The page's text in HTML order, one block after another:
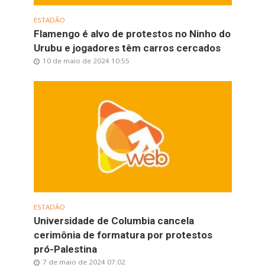
ESTADÃO
Flamengo é alvo de protestos no Ninho do
Urubu e jogadores têm carros cercados
10 de maio de 2024 10:55
ESTADÃO
Universidade de Columbia cancela
cerimônia de formatura por protestos
pró-Palestina
7 de maio de 2024 07:02